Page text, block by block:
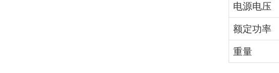
电源电压
额定功率
重量